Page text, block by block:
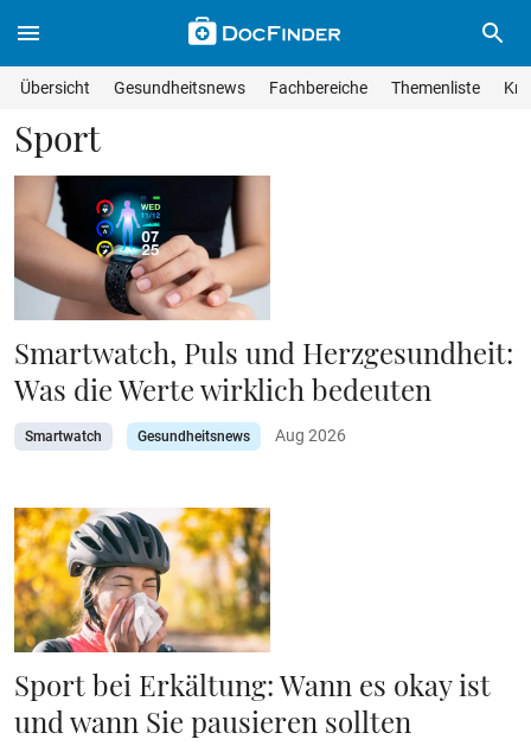
Übersicht Gesundheitsnews Fachbereiche ThemenlisteSuche
Sport
Smartwatch, Puls und Herzgesundheit:
Was die Werte wirklich bedeuten
Smartwatch Gesundheitsnews Aug 2026
Sport bei Erkältung: Wann es okay ist
und wann Sie pausieren sollten